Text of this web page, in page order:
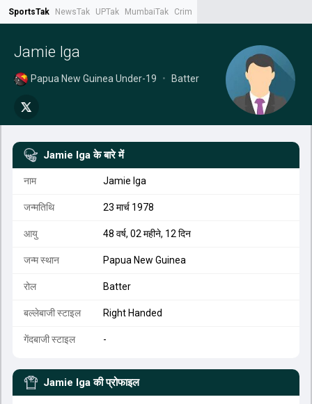
SportsTak NewsTak UPTak MumbaiTak CrimeTak
Jamie Iga
Papua New Guinea Under-19 • Batter
Jamie Iga के बारे में
नाम Jamie Iga
जन्मतिथि 23 मार्च 1978
आयु 48 वर्ष, 02 महीने, 12 दिन
जन्म स्थान Papua New Guinea
रोल Batter
बल्लेबाजी स्टाइल Right Handed
गेंदबाजी स्टाइल -
Jamie Iga की प्रोफाइल